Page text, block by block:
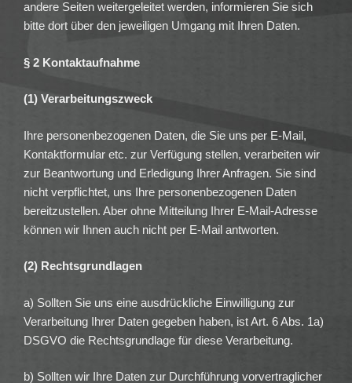
andere Seiten weitergeleitet werden, informieren Sie sich
bitte dort über den jeweiligen Umgang mit Ihren Daten.
§ 2 Kontaktaufnahme
(1) Verarbeitungszweck
Ihre personenbezogenen Daten, die Sie uns per E-Mail,
Kontaktformular etc. zur Verfügung stellen, verarbeiten wir
zur Beantwortung und Erledigung Ihrer Anfragen. Sie sind
nicht verpflichtet, uns Ihre personenbezogenen Daten
bereitzustellen. Aber ohne Mitteilung Ihrer E-Mail-Adresse
können wir Ihnen auch nicht per E-Mail antworten.
(2) Rechtsgrundlagen
a) Sollten Sie uns eine ausdrückliche Einwilligung zur
Verarbeitung Ihrer Daten gegeben haben, ist Art. 6 Abs. 1a)
DSGVO die Rechtsgrundlage für diese Verarbeitung.
b) Sollten wir Ihre Daten zur Durchführung vorvertraglicher